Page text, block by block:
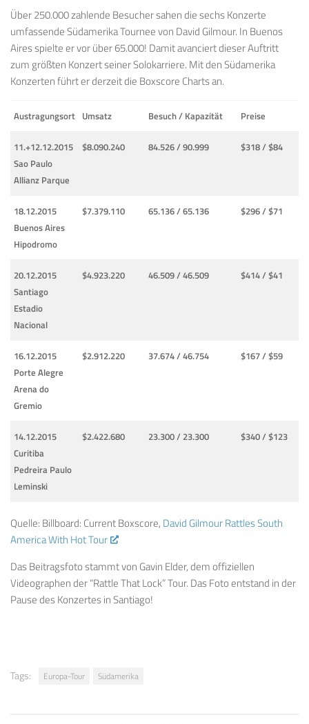
Über 250.000 zahlende Besucher sahen die sechs Konzerte
umfassende Südamerika Tournee von David Gilmour. In Buenos
Aires spielte er vor über 65.000! Damit avanciert dieser Auftritt
zum größten Konzert seiner Solokarriere. Mit den Südamerika
Konzerten führt er derzeit die Boxscore Charts an.
Austragungsort Umsatz Besuch / Kapazität Preise
11.+12.12.2015
Sao Paulo
Allianz Parque
$8.090.240 84.526 / 90.999 $318 / $84
18.12.2015
Buenos Aires
Hipodromo
$7.379.110 65.136 / 65.136 $296 / $71
20.12.2015
Santiago
Estadio
Nacional
$4.923.220 46.509 / 46.509 $414 / $41
16.12.2015
Porte Alegre
Arena do
Gremio
$2.912.220 37.674 / 46.754 $167 / $59
14.12.2015
Curitiba
Pedreira Paulo
Leminski
$2.422.680 23.300 / 23.300 $340 / $123
Quelle: Billboard: Current Boxscore, David Gilmour Rattles South
America With Hot Tour
Das Beitragsfoto stammt von Gavin Elder, dem offiziellen
Videographen der “Rattle That Lock” Tour. Das Foto entstand in der
Pause des Konzertes in Santiago!
Tags: Europa-Tour Südamerika